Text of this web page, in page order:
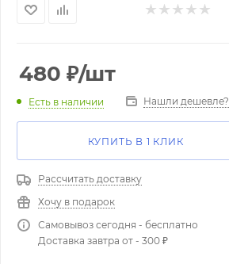
480 ₽/шт
Есть в наличии Нашли дешевле?
КУПИТЬ В 1 КЛИК
Рассчитать доставку
Хочу в подарок
Самовывоз сегодня - бесплатно
Доставка завтра от - 300 ₽